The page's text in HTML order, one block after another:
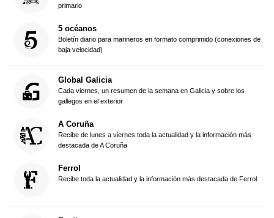
primario
5 océanos
Boletín diario para marineros en formato comprimido (conexiones de
baja velocidad)
Global Galicia
Cada viernes, un resumen de la semana en Galicia y sobre los
gallegos en el exterior
A Coruña
Recibe de lunes a viernes toda la actualidad y la información más
destacada de A Coruña
Ferrol
Recibe toda la actualidad y la información más destacada de Ferrol